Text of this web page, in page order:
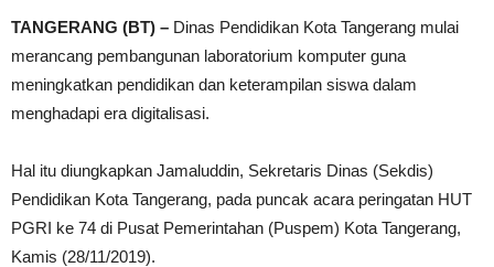
TANGERANG (BT) – Dinas Pendidikan Kota Tangerang mulai
merancang pembangunan laboratorium komputer guna
meningkatkan pendidikan dan keterampilan siswa dalam
menghadapi era digitalisasi.
Hal itu diungkapkan Jamaluddin, Sekretaris Dinas (Sekdis)
Pendidikan Kota Tangerang, pada puncak acara peringatan HUT
PGRI ke 74 di Pusat Pemerintahan (Puspem) Kota Tangerang,
Kamis (28/11/2019).